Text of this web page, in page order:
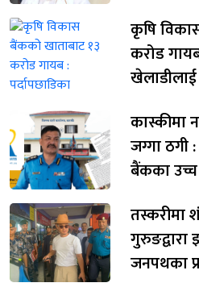
कृषि
करोड
खेलाडीलाई
कास्कीमा
जग्गा ठगी
बैंकका उच्च
तस्करीमा
गुरुङद्वारा
जनपथका